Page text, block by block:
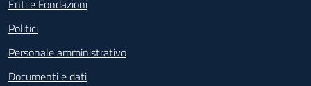
Enti e Fondazioni
Politici
Personale amministrativo
Documenti e dati